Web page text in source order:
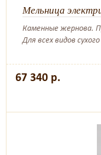
Мельница
Каменные жернова.
Для всех видов
67 340 р.